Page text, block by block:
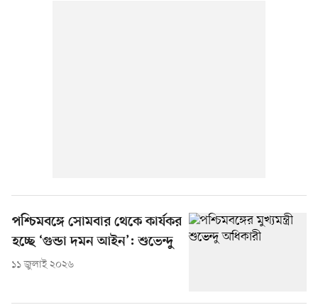
পশ্চিমবঙ্গে সোমবার থেকে কার্যকর
হচ্ছে ‘গুন্ডা দমন আইন’: শুভেন্দু
১১ জুলাই ২০২৬